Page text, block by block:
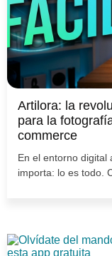
Artilora: la
para la
commerce
En el entorno digital
importa: lo es todo.